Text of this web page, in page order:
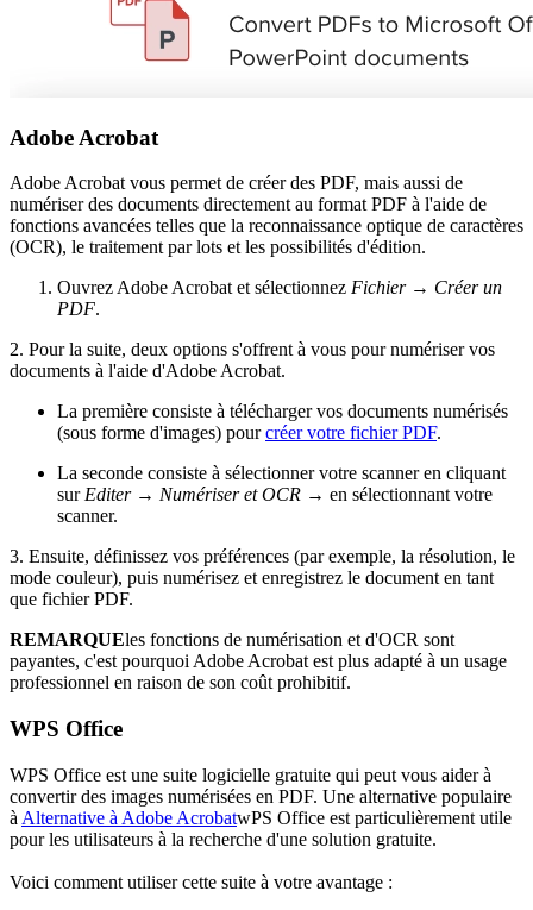
Adobe Acrobat
Adobe Acrobat vous permet de créer des PDF, mais aussi de
numériser des documents directement au format PDF à l'aide de
fonctions avancées telles que la reconnaissance optique de caractères
(OCR), le traitement par lots et les possibilités d'édition.
Ouvrez Adobe Acrobat et sélectionnez Fichier → Créer un
PDF.
2. Pour la suite, deux options s'offrent à vous pour numériser vos
documents à l'aide d'Adobe Acrobat.
La première consiste à télécharger vos documents numérisés
(sous forme d'images) pourcréer votre fichier PDF.
La seconde consiste à sélectionner votre scanner en cliquant
sur Editer → Numériser et OCR → en sélectionnant votre
scanner.
3. Ensuite, définissez vos préférences (par exemple, la résolution, le
mode couleur), puis numérisez et enregistrez le document en tant
que fichier PDF.
REMARQUEles fonctions de numérisation et d'OCR sont
payantes, c'est pourquoi Adobe Acrobat est plus adapté à un usage
professionnel en raison de son coût prohibitif.
WPS Office
WPS Office est une suite logicielle gratuite qui peut vous aider à
convertir des images numérisées en PDF. Une alternative populaire
à Alternative à Adobe AcrobatwPS Office est particulièrement utile
pour les utilisateurs à la recherche d'une solution gratuite.
Voici comment utiliser cette suite à votre avantage :